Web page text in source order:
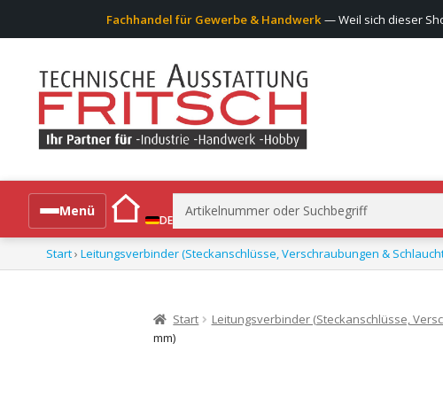
Fachhandel für Gewerbe & Handwerk — Weil sich dieser
Menü
DE
Suchen
nach:
Alle Produkte
Start› Leitungsverbinder (Steckanschlüsse, Verschraubungen &
Start Leitungsverbinder (Steckanschlüsse,
mm)